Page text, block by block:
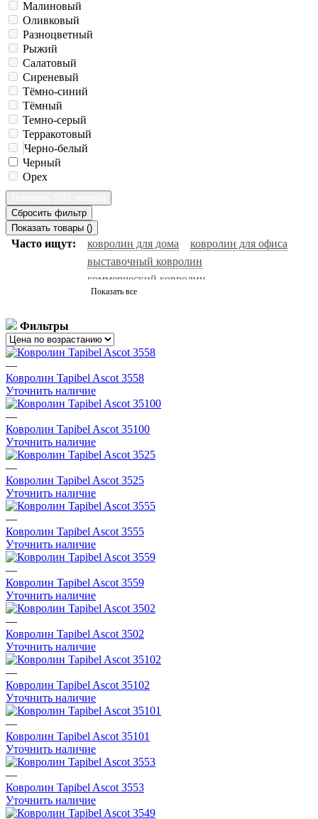
Малиновый
Оливковый
Разноцветный
Рыжий
Салатовый
Сиреневый
Тёмно-синий
Тёмный
Темно-серый
Терракотовый
Черно-белый
Черный
Орех
Сбросить фильтр
Показать товары ()
Часто ищут: ковролин для дома
ковролин для офиса
выставочный ковролин
коммерческий ковролин
натуральный ковролин
ковролин черный
ковролин нева тафт
бельгийский ковролин
ковролин для гостиниц
красный ковролин
сальса ковролин
фиолетовый ковролин
ковролин balta
ковролин sintelon
ковролин бордовый
ковролин коричневый
ковролин ideal
ковролин medusa
Показать все
Фильтры
—
Ковролин Tapibel Ascot 3558
Уточнить наличие
—
Ковролин Tapibel Ascot 35100
Уточнить наличие
—
Ковролин Tapibel Ascot 3525
Уточнить наличие
—
Ковролин Tapibel Ascot 3555
Уточнить наличие
—
Ковролин Tapibel Ascot 3559
Уточнить наличие
—
Ковролин Tapibel Ascot 3502
Уточнить наличие
—
Ковролин Tapibel Ascot 35102
Уточнить наличие
—
Ковролин Tapibel Ascot 35101
Уточнить наличие
—
Ковролин Tapibel Ascot 3553
Уточнить наличие